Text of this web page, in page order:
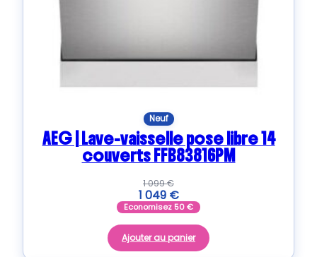
Neuf
AEG | Lave-vaisselle pose libre 14
couverts FFB83816PM
1 099€
1 049 €
Economisez 50€
Ajouter au panier